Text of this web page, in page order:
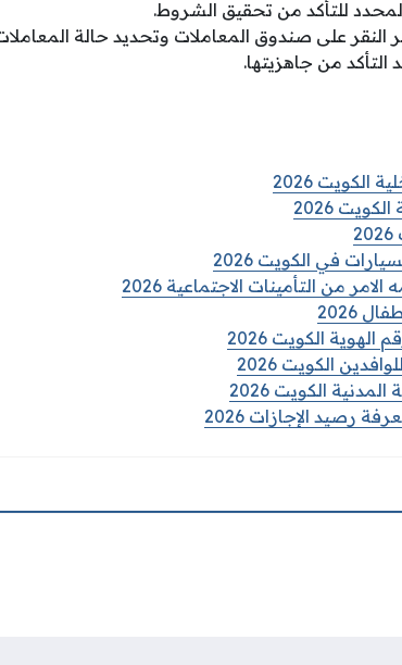
للتأكد من تحقيق الشروط.
النقر على صندوق المعاملات وتحديد حالة
من جاهزيتها.
2026
2026
في الكويت 2026
من التأمينات الاجتماعية 2026
2026
الكويت 2026
الكويت 2026
الكويت 2026
رصيد الإجازات 2026